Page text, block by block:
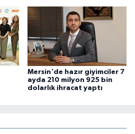
Mersin'de hazır giyimciler 7
ayda 210 milyon 925 bin
dolarlık ihracat yaptı